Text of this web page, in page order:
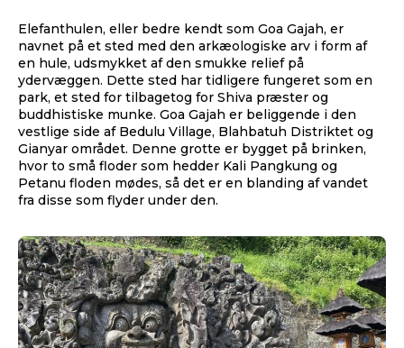
Elefanthulen, eller bedre kendt som Goa Gajah, er
navnet på et sted med den arkæologiske arv i form af
en hule, udsmykket af den smukke relief på
ydervæggen. Dette sted har tidligere fungeret som en
park, et sted for tilbagetog for Shiva præster og
buddhistiske munke. Goa Gajah er beliggende i den
vestlige side af Bedulu Village, Blahbatuh Distriktet og
Gianyar området. Denne grotte er bygget på brinken,
hvor to små floder som hedder Kali Pangkung og
Petanu floden mødes, så det er en blanding af vandet
fra disse som flyder under den.